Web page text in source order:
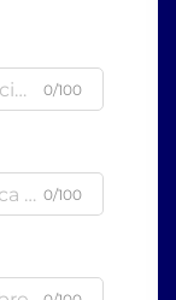
0/100
0/100